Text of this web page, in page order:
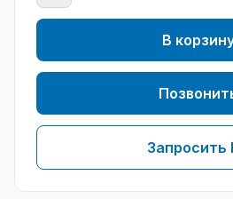
В
Запросить